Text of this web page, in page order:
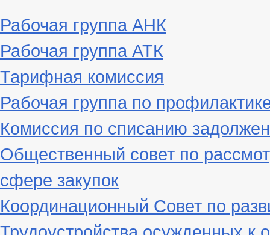
Рабочая группа АНК
Рабочая группа АТК
Тарифная комиссия
Рабочая группа по
Комиссия по списанию
Общественный совет по
сфере закупок
Координационный Совет по